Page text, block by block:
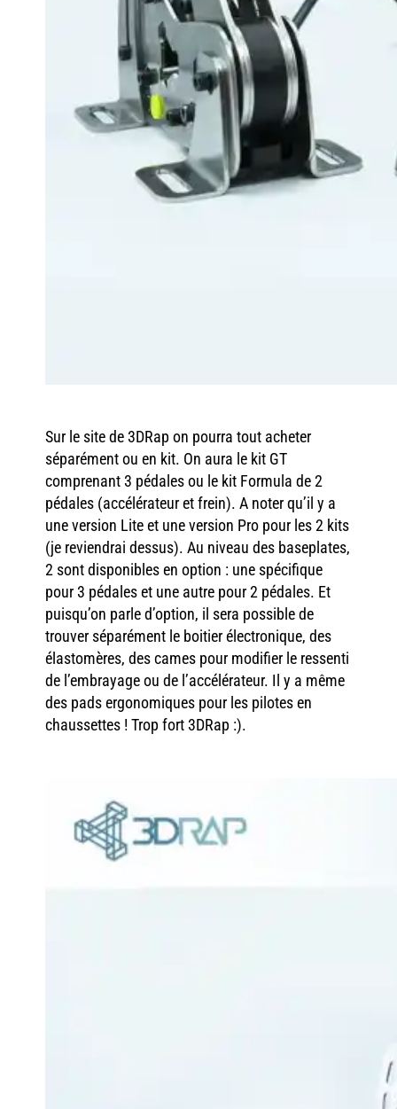
Sur le site de 3DRap on pourra tout acheter
séparément ou en kit. On aura le kit GT
comprenant 3 pédales ou le kit Formula de 2
pédales (accélérateur et frein). A noter qu’il y a
une version Lite et une version Pro pour les 2 kits
(je reviendrai dessus). Au niveau des baseplates,
2 sont disponibles en option : une spécifique
pour 3 pédales et une autre pour 2 pédales. Et
puisqu’on parle d’option, il sera possible de
trouver séparément le boitier électronique, des
élastomères, des cames pour modifier le ressenti
de l’embrayage ou de l’accélérateur. Il y a même
des pads ergonomiques pour les pilotes en
chaussettes ! Trop fort 3DRap :).